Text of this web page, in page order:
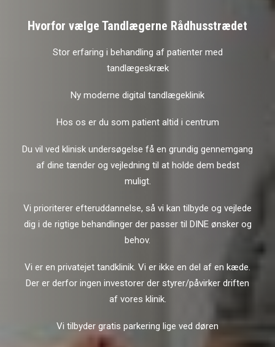
Hvorfor vælge Tandlægerne Rådhusstrædet
Stor erfaring i behandling af patienter med
tandlægeskræk
Ny moderne digital tandlægeklinik
Hos os er du som patient altid i centrum
Du vil ved klinisk undersøgelse få en grundig gennemgang
af dine tænder og vejledning til at holde dem bedst
muligt.
Vi prioriterer efteruddannelse, så vi kan tilbyde og vejlede
dig i de rigtige behandlinger der passer til DINE ønsker og
behov.
Vi er en privatejet tandklinik. Vi er ikke en del af en kæde.
Der er derfor ingen investorer der styrer/påvirker driften
af vores klinik.
Vi tilbyder gratis parkering lige ved døren